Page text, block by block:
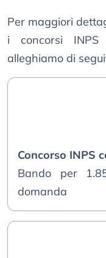
Per maggiori
i concorsi
alleghiamo di
Concorso INPS
Bando per
domanda